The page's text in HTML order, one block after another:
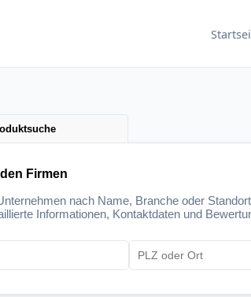
Firmen
nach Name, Branche oder
Informationen, Kontaktdaten und